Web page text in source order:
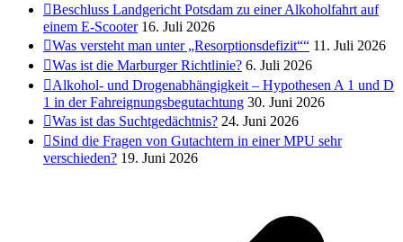
Beschluss Landgericht Potsdam zu einer Alkoholfahrt auf
einem E-Scooter 16. Juli 2026
Was versteht man unter „Resorptionsdefizit““ 11. Juli 2026
Was ist die Marburger Richtlinie? 6. Juli 2026
Alkohol- und Drogenabhängigkeit – Hypothesen A 1 und D
1 in der Fahreignungsbegutachtung 30. Juni 2026
Was ist das Suchtgedächtnis? 24. Juni 2026
Sind die Fragen von Gutachtern in einer MPU sehr
verschieden? 19. Juni 2026